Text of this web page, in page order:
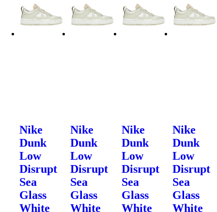
Nike
Dunk
Low
Disrupt
Sea
Glass
White
Nike
Dunk
Low
Disrupt
Sea
Glass
White
Nike
Dunk
Low
Disrupt
Sea
Glass
White
Nike
Dunk
Low
Disrupt
Sea
Glass
White